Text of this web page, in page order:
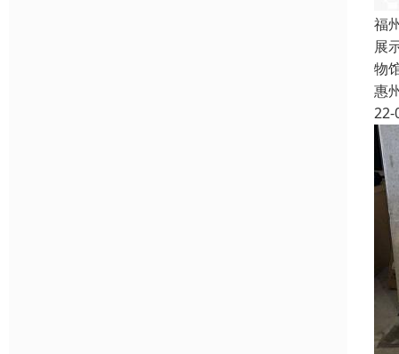
福
展
物
惠
22-